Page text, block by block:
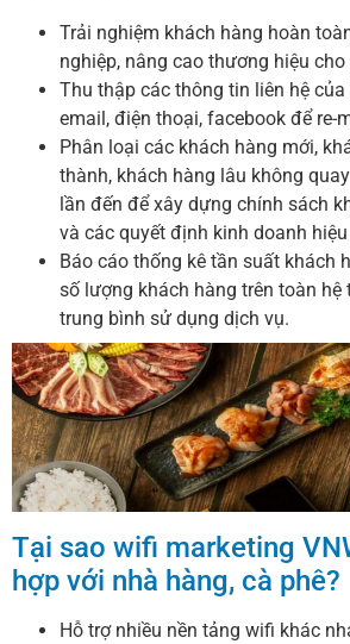
Trải nghiệm khách hàng hoàn
nghiệp, nâng cao thương hiệu cho
Thu thập các thông tin liên hệ
email, điện thoại, facebook để re-
Phân loại các khách hàng mới,
thành, khách hàng lâu không
lần đến để xây dựng chính sách
và các quyết định kinh doanh
Báo cáo thống kê tần suất khách
số lượng khách hàng trên toàn hệ
trung bình sử dụng dịch vụ.
Tại sao wifi marketing
hợp với nhà hàng, cà phê?
Hỗ trợ nhiều nền tảng wifi khác